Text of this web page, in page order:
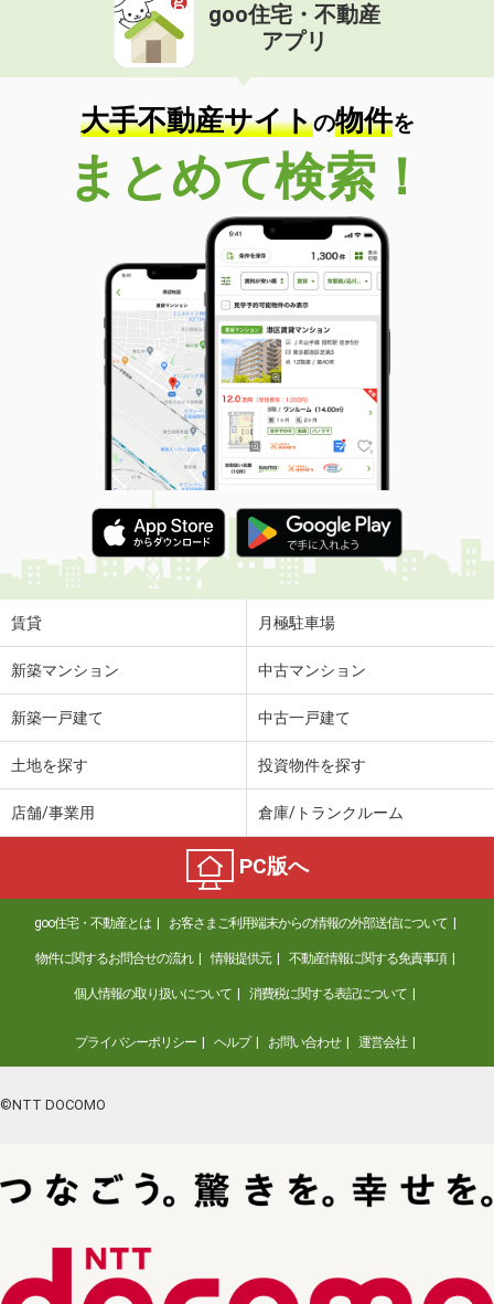
goo住宅・不動産
アプリ
大手不動産サイトの物件を
まとめて検索！
賃貸 月極駐車場
新築マンション 中古マンション
新築一戸建て 中古一戸建て
土地を探す 投資物件を探す
店舗/事業用 倉庫/トランクルーム
PC版へ
goo住宅・不動産とは お客さまご利用端末からの情報の外部送信について
物件に関するお問合せの流れ 情報提供元 不動産情報に関する免責事項
個人情報の取り扱いについて 消費税に関する表記について
プライバシーポリシー ヘルプ お問い合わせ 運営会社
©NTT DOCOMO